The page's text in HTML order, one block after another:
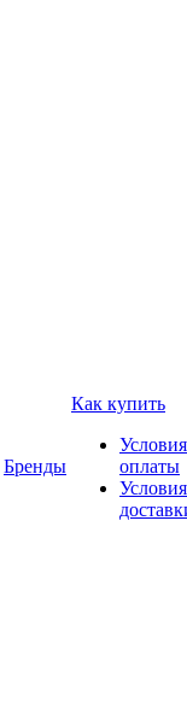
Бренды
Как купить
Условия
оплаты
Условия